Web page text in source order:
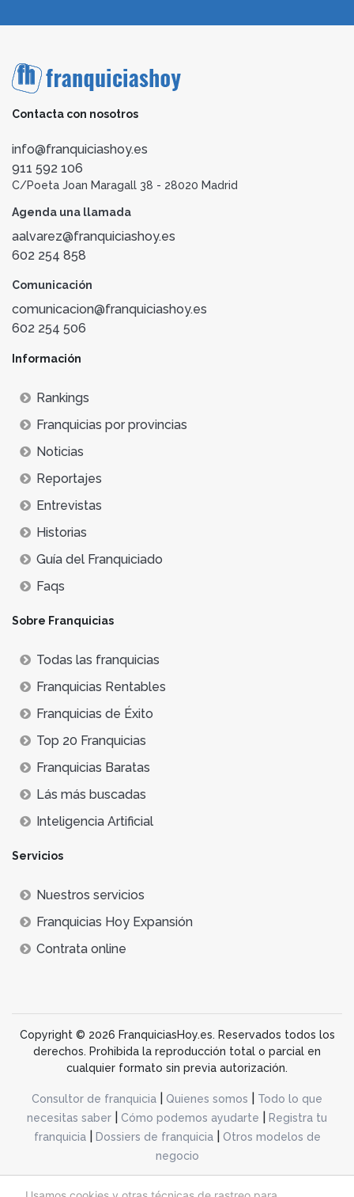
Contacta con nosotros
info@franquiciashoy.es
911 592 106
C/Poeta Joan Maragall 38 - 28020 Madrid
Agenda una llamada
aalvarez@franquiciashoy.es
602 254 858
Comunicación
comunicacion@franquiciashoy.es
602 254 506
Información
Rankings
Franquicias por provincias
Noticias
Reportajes
Entrevistas
Historias
Guía del Franquiciado
Faqs
Sobre Franquicias
Todas las franquicias
Franquicias Rentables
Franquicias de Éxito
Top 20 Franquicias
Franquicias Baratas
Lás más buscadas
Inteligencia Artificial
Servicios
Nuestros servicios
Franquicias Hoy Expansión
Contrata online
Copyright © 2026 FranquiciasHoy.es. Reservados todos los
derechos. Prohibida la reproducción total o parcial en
cualquier formato sin previa autorización.
Consultor de franquicia Quienes somos
Todo lo que
necesitas saber
Cómo podemos ayudarte
Registra tu
franquicia| Dossiers de franquicia|
Otros modelos de
negocio